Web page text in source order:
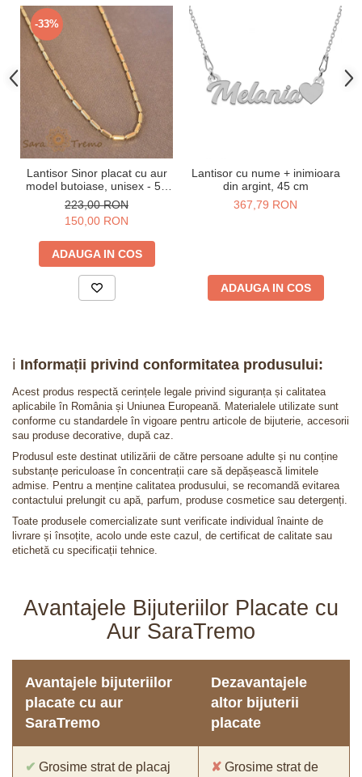
-33%
Lantisor Sinor placat cu aur
model butoiase, unisex - 50
cm
223,00 RON
150,00 RON
ADAUGA IN COS
Lantisor cu nume + inimioara
din argint, 45 cm
367,79 RON
ADAUGA IN COS
ℹ️ Informații privind conformitatea produsului:
Acest produs respectă cerințele legale privind siguranța și calitatea
aplicabile în România și Uniunea Europeană. Materialele utilizate sunt
conforme cu standardele în vigoare pentru articole de bijuterie, accesorii
sau produse decorative, după caz.
Produsul este destinat utilizării de către persoane adulte și nu conține
substanțe periculoase în concentrații care să depășească limitele
admise. Pentru a menține calitatea produsului, se recomandă evitarea
contactului prelungit cu apă, parfum, produse cosmetice sau detergenți.
Toate produsele comercializate sunt verificate individual înainte de
livrare și însoțite, acolo unde este cazul, de certificat de calitate sau
etichetă cu specificații tehnice.
Avantajele Bijuteriilor Placate cu
Aur SaraTremo
Avantajele bijuteriilor
placate cu aur
SaraTremo
Dezavantajele
altor bijuterii
placate
✔ Grosime strat de placaj
✘ Grosime strat de